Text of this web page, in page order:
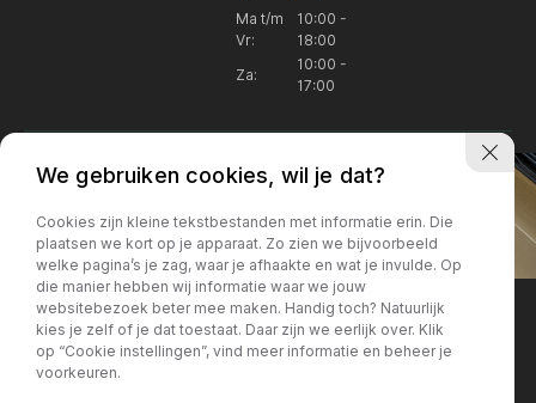
Ma t/m
Vr:
10:00 -
18:00
Za:
10:00 -
17:00
Locatie Breda
076 204 5040
Locatie Breda
verkoop.breda@autocentrum
brabant.nl
Locatie Breda
Korte Huifakkerstraat 14
4815 PS Breda
Locatie Breda
+31 076 204 5040
We gebruiken cookies, wil je dat?
Cookies zijn kleine tekstbestanden met informatie erin. Die
plaatsen we kort op je apparaat. Zo zien we bijvoorbeeld
welke pagina’s je zag, waar je afhaakte en wat je invulde. Op
die manier hebben wij informatie waar we jouw
websitebezoek beter mee maken. Handig toch? Natuurlijk
kies je zelf of je dat toestaat. Daar zijn we eerlijk over. Klik
op “Cookie instellingen”, vind meer informatie en beheer je
voorkeuren.